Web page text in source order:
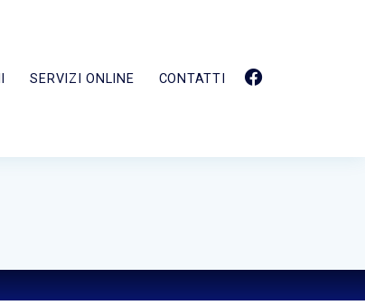
SERVIZI ONLINE CONTATTI